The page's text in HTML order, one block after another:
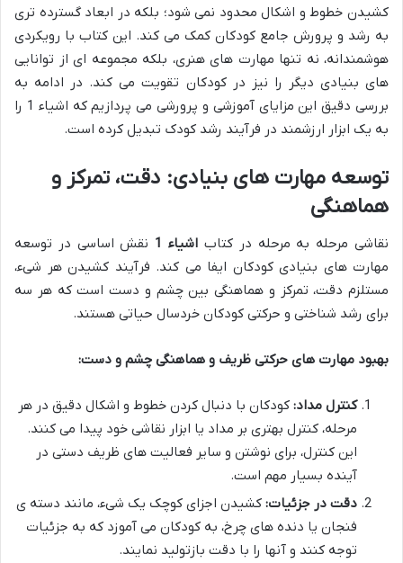
کشیدن خطوط و اشکال محدود نمی شود؛ بلکه در ابعاد گسترده تری
به رشد و پرورش جامع کودکان کمک می کند. این کتاب با رویکردی
هوشمندانه، نه تنها مهارت های هنری، بلکه مجموعه ای از توانایی
های بنیادی دیگر را نیز در کودکان تقویت می کند. در ادامه به
بررسی دقیق این مزایای آموزشی و پرورشی می پردازیم که اشیاء 1 را
به یک ابزار ارزشمند در فرآیند رشد کودک تبدیل کرده است.
توسعه مهارت های بنیادی: دقت، تمرکز و
هماهنگی
نقاشی مرحله به مرحله در کتاب اشیاء 1
نقش اساسی در توسعه
مهارت های بنیادی کودکان ایفا می کند. فرآیند کشیدن هر شیء،
مستلزم دقت، تمرکز و هماهنگی بین چشم و دست است که هر سه
برای رشد شناختی و حرکتی کودکان خردسال حیاتی هستند.
بهبود مهارت های حرکتی ظریف و هماهنگی چشم و دست:
کنترل مداد: کودکان با دنبال کردن خطوط و اشکال دقیق در هر
مرحله، کنترل بهتری بر مداد یا ابزار نقاشی خود پیدا می کنند.
این کنترل، برای نوشتن و سایر فعالیت های ظریف دستی در
آینده بسیار مهم است.
دقت در جزئیات: کشیدن اجزای کوچک یک شیء، مانند دسته ی
فنجان یا دنده های چرخ، به کودکان می آموزد که به جزئیات
توجه کنند و آنها را با دقت بازتولید نمایند.